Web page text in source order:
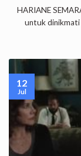
HARIANE
untuk dinikmati
12
Jul